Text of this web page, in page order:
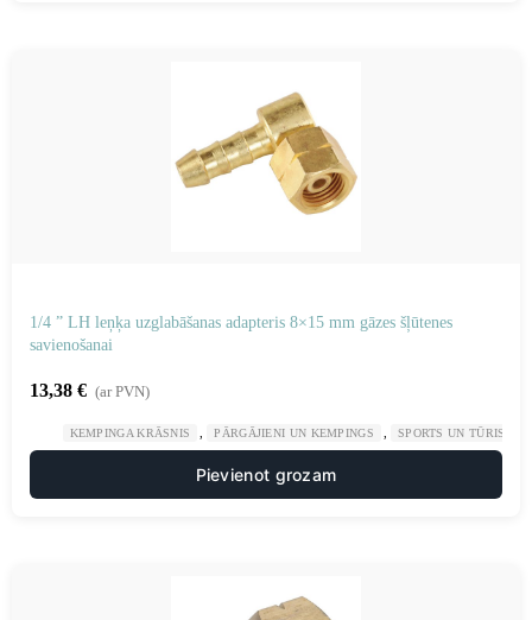
1/4 ” LH leņķa uzglabāšanas adapteris 8×15 mm gāzes šļūtenes
savienošanai
13,38 € (ar PVN)
KEMPINGA KRĀSNIS PĀRGĀJIENI UN KEMPINGS SPORTS UN TŪRISMS
Pievienot grozam